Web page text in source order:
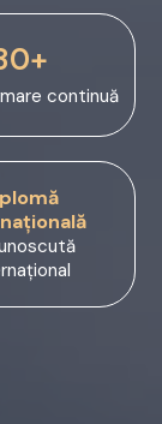
continuă